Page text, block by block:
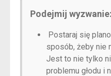
Podejmij wyzwanie:
Postaraj się
sposób, żeby nie
Jest to nie tylko
problemu głodu i